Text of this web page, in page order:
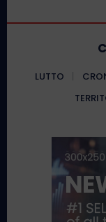
LUTTO